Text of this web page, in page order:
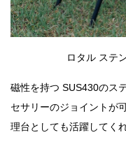
ロタル ステ
磁性を持つ SUS430のス
セサリーのジョイントが
理台としても活躍してくれ